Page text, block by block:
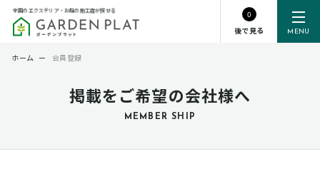
MENU
全国のエクステリア・お庭の施工店が探せる
0
後で見る
掲載をご希望の会社様へ
MEMBER SHIP
ホーム ー 会員登録